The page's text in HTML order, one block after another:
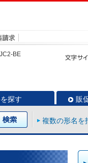
BE
探す 販
複数の形名を